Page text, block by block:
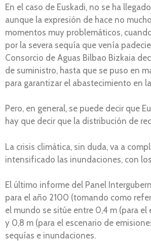
En el caso de Euskadi, no se ha
aunque la expresión de hace no
momentos muy problemáticos,
por la severa sequía que venía
Consorcio de Aguas Bilbao Bizkaia
de suministro, hasta que se puso en
para garantizar el abastecimiento en
Pero, en general, se puede decir que
hay que decir que la distribución de
La crisis climática, sin duda, va a
intensificado las inundaciones, con
El último informe del Panel
para el año 2100 (tomando como
el mundo se sitúe entre 0,4 m (para
y 0,8 m (para el escenario de
sequías e inundaciones.